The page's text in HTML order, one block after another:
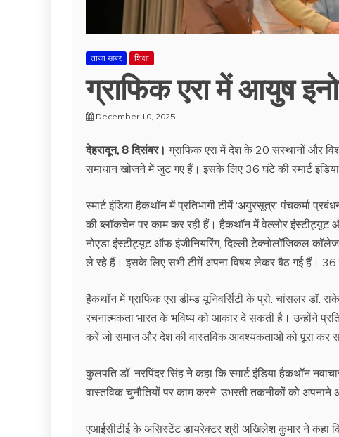
ताजा खबर शिक्षा
ग्राफिक एरा में आयुष
December 10, 2025
देहरादून, 8 दिसंबर।ग्राफिक एरा में देश के 20 संस्थानों और
समाधान खोजने में जुट गए हैं। इसके लिए 36 घंटे की स्मार्ट
स्मार्ट इंडिया हैकथॉन में प्रतिभागी टीमें ‘अयुरसूत्र’ पंचकर्मा
की ब्लॉकचेन पर काम कर रही हैं। हैकथॉन में वेल्लोर इंस्टीट्यूट
नोएडा इंस्टीट्यूट ऑफ इंजीनियरिंग, दिल्ली टेक्नोलॉजिकल
ले रहे हैं। इसके लिए सभी टीमें अपना विषय लेकर बैठ गई हैं। 36
हैकथॉन में ग्राफिक एरा डीम्ड यूनिवर्सिटी के प्रो. चांसलर डॉ.
रचनात्मकता भारत के भविष्य को आकार दे सकती है। उन्होंने
करें जो समाज और देश की वास्तविक आवश्यकताओं को पूरा कर
कुलपति डॉ. नरपिंदर सिंह ने कहा कि स्मार्ट इंडिया हैकथॉन
वास्तविक चुनौतियों पर काम करने, उभरती तकनीकों को अपनाने
एआईसीटीई के असिस्टेंट डायरेक्टर श्री अखिलेश कुमार ने कहा कि